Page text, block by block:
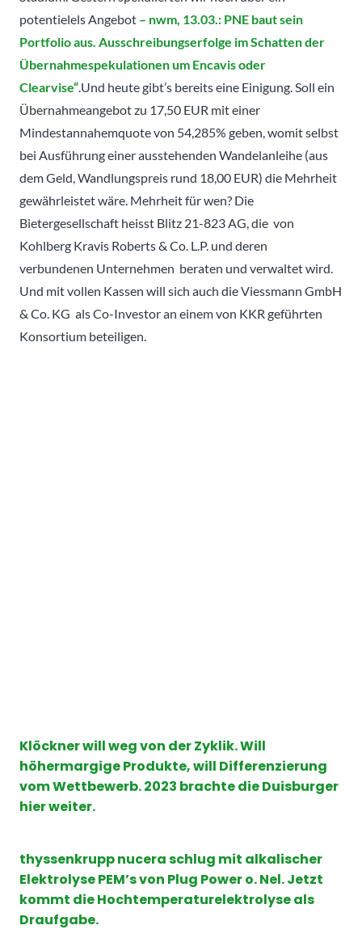
potentielels Angebot – nwm, 13.03.: PNE baut sein
Portfolio aus. Ausschreibungserfolge im Schatten der
Übernahmespekulationen um Encavis oder
Clearvise“.Und heute gibt’s bereits eine Einigung. Soll ein
Übernahmeangebot zu 17,50 EUR mit einer
Mindestannahemquote von 54,285% geben, womit selbst
bei Ausführung einer ausstehenden Wandelanleihe (aus
dem Geld, Wandlungspreis rund 18,00 EUR) die Mehrheit
gewährleistet wäre. Mehrheit für wen? Die
Bietergesellschaft heisst Blitz 21-823 AG, die von
Kohlberg Kravis Roberts & Co. L.P. und deren
verbundenen Unternehmen beraten und verwaltet wird.
Und mit vollen Kassen will sich auch die Viessmann GmbH
& Co. KG als Co-Investor an einem von KKR geführten
Konsortium beteiligen.
Klöckner will weg von der Zyklik. Will
höhermargige Produkte, will Differenzierung
vom Wettbewerb. 2023 brachte die Duisburger
hier weiter.
thyssenkrupp nucera schlug mit alkalischer
Elektrolyse PEM’s von Plug Power o. Nel. Jetzt
kommt die Hochtemperaturelektrolyse als
Draufgabe.